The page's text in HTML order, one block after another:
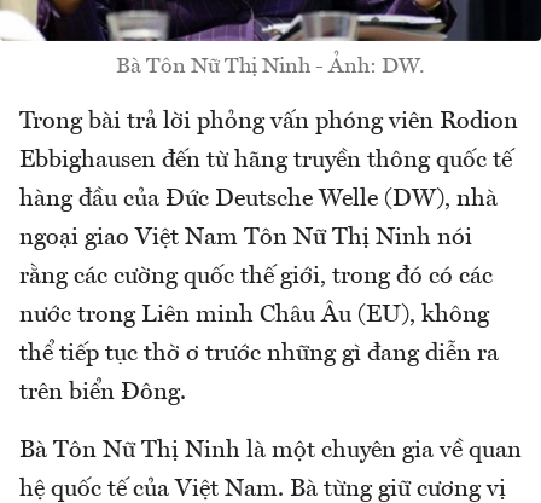
Bà Tôn Nữ Thị Ninh - Ảnh: DW.
Trong bài trả lời phỏng vấn phóng viên Rodion
Ebbighausen đến từ hãng truyền thông quốc tế
hàng đầu của Đức Deutsche Welle (DW), nhà
ngoại giao Việt Nam Tôn Nữ Thị Ninh nói
rằng các cường quốc thế giới, trong đó có các
nước trong Liên minh Châu Âu (EU), không
thể tiếp tục thờ ơ trước những gì đang diễn ra
trên biển Đông.
Bà Tôn Nữ Thị Ninh là một chuyên gia về quan
hệ quốc tế của Việt Nam. Bà từng giữ cương vị